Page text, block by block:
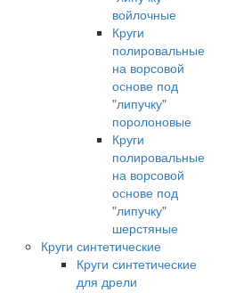
войлочные
Круги
полировальные
на ворсовой
основе под
"липучку"
поролоновые
Круги
полировальные
на ворсовой
основе под
"липучку"
шерстяные
Круги синтетические
Круги синтетические
для дрели